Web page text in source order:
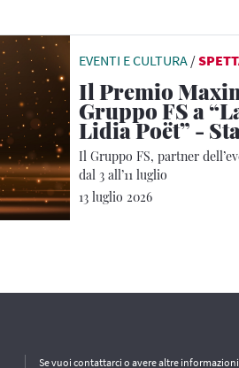
EVENTI E CULTURA /
Il Premio
Gruppo FS a
Lidia Poët” -
Il Gruppo FS, partner
dal 3 all’11 luglio
13 luglio 2026
Se vuoi contattarci o avere altre informazioni